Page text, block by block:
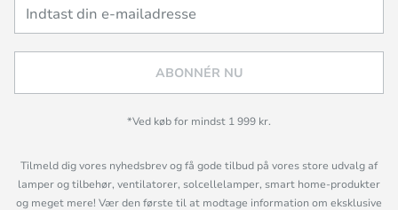
ABONNÉR NU
*Ved køb for mindst 1 999 kr.
Tilmeld dig vores nyhedsbrev og få gode tilbud på vores store udvalg af
lamper og tilbehør, ventilatorer, solcellelamper, smart home-produkter
og meget mere! Vær den første til at modtage information om eksklusive